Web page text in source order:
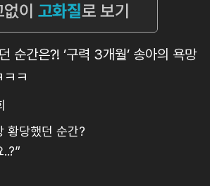
순간은?! ’구력 3개월’ 송아의 욕망
ㅋ
황당했던 순간?